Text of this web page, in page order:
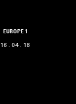
EUROPE 1
16 . 04 . 18